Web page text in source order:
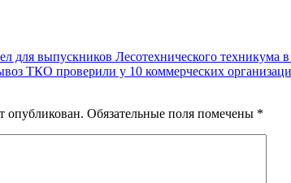
для выпускников Лесотехнического техникума
ТКО проверили у 10 коммерческих
опубликован. Обязательные поля помечены *